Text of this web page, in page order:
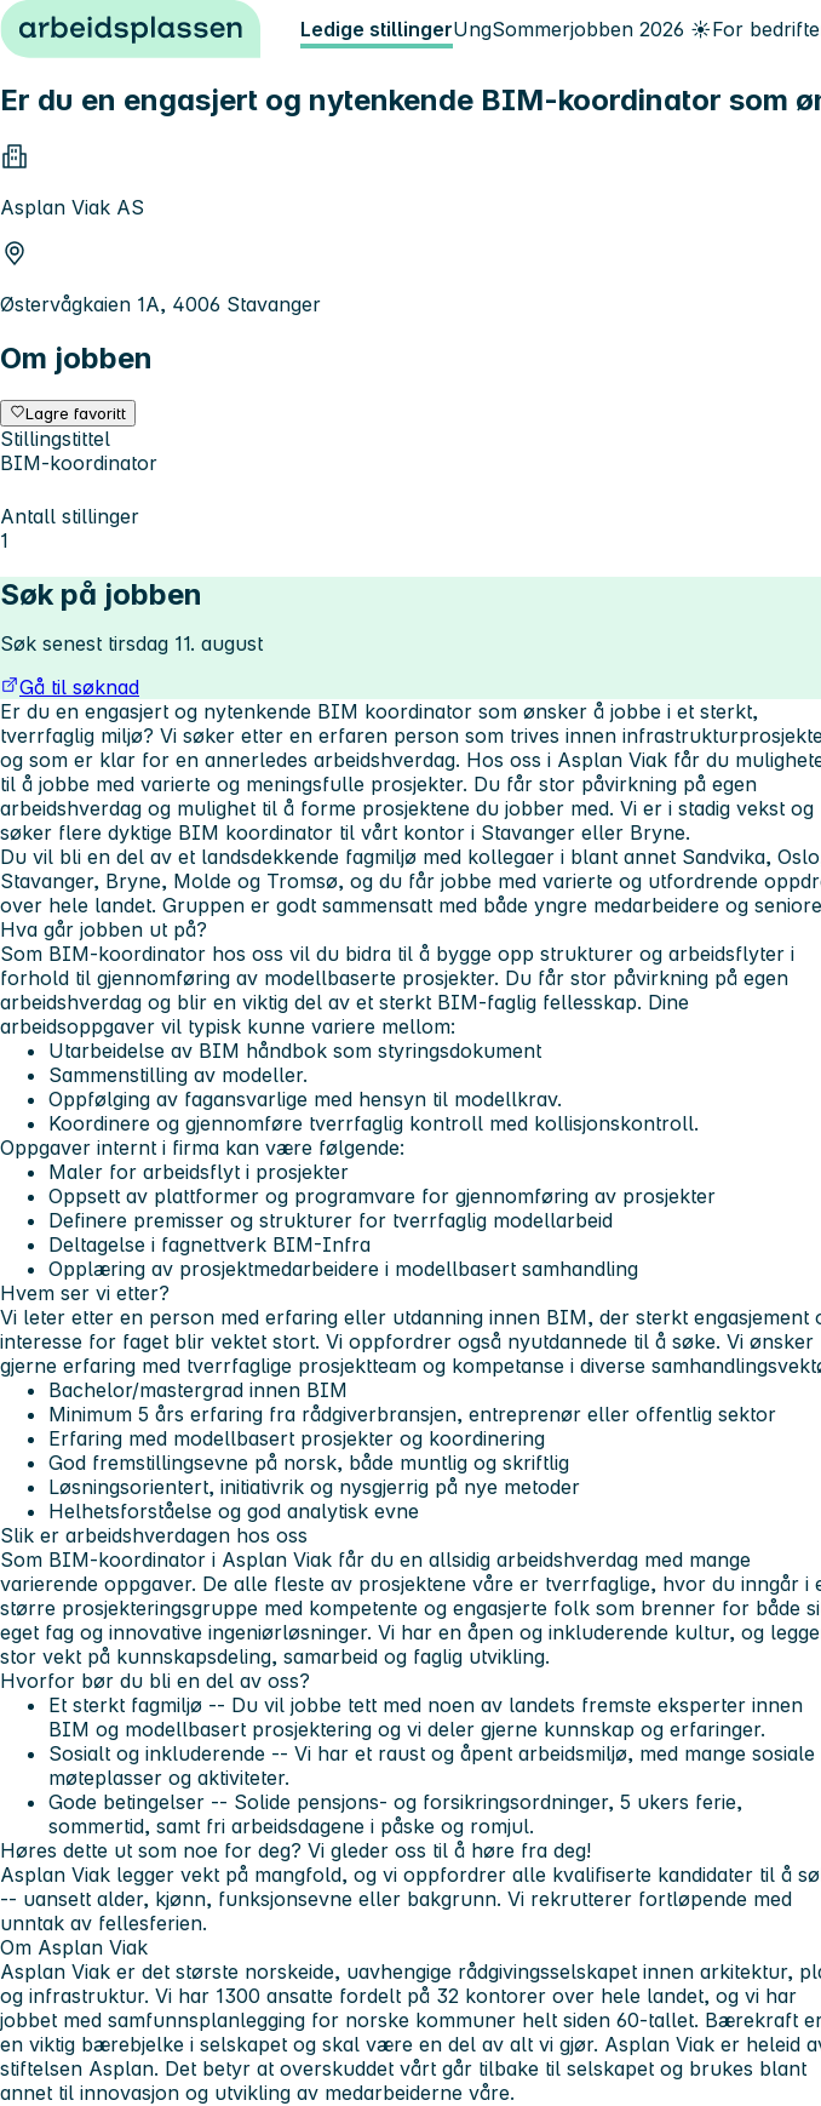
Hopp til innhold Ledige stillingerUngSommerjobben 2026 ☀️For
Er du en engasjert og nytenkende BIM-koordinator som
Asplan Viak AS
Østervågkaien 1A, 4006 Stavanger
Om jobben
Lagre favoritt
Stillingstittel
BIM-koordinator
Antall stillinger
1
Søk på jobben
Søk senest tirsdag 11. august
Gå til søknad
Er du en engasjert og nytenkende BIM koordinator som ønsker å jobbe i et sterkt,
tverrfaglig miljø? Vi søker etter en erfaren person som trives innen
og som er klar for en annerledes arbeidshverdag. Hos oss i Asplan Viak får du
til å jobbe med varierte og meningsfulle prosjekter. Du får stor påvirkning på egen
arbeidshverdag og mulighet til å forme prosjektene du jobber med. Vi er i stadig vekst og
søker flere dyktige BIM koordinator til vårt kontor i Stavanger eller Bryne.
Du vil bli en del av et landsdekkende fagmiljø med kollegaer i blant annet Sandvika,
Stavanger, Bryne, Molde og Tromsø, og du får jobbe med varierte og utfordrende
over hele landet. Gruppen er godt sammensatt med både yngre medarbeidere og
Hva går jobben ut på?
Som BIM-koordinator hos oss vil du bidra til å bygge opp strukturer og arbeidsflyter i
forhold til gjennomføring av modellbaserte prosjekter. Du får stor påvirkning på egen
arbeidshverdag og blir en viktig del av et sterkt BIM-faglig fellesskap. Dine
arbeidsoppgaver vil typisk kunne variere mellom:
Utarbeidelse av BIM håndbok som styringsdokument
Sammenstilling av modeller.
Oppfølging av fagansvarlige med hensyn til modellkrav.
Koordinere og gjennomføre tverrfaglig kontroll med kollisjonskontroll.
Oppgaver internt i firma kan være følgende:
Maler for arbeidsflyt i prosjekter
Oppsett av plattformer og programvare for gjennomføring av prosjekter
Definere premisser og strukturer for tverrfaglig modellarbeid
Deltagelse i fagnettverk BIM-Infra
Opplæring av prosjektmedarbeidere i modellbasert samhandling
Hvem ser vi etter?
Vi leter etter en person med erfaring eller utdanning innen BIM, der sterkt engasjement
interesse for faget blir vektet stort. Vi oppfordrer også nyutdannede til å søke. Vi ønsker
gjerne erfaring med tverrfaglige prosjektteam og kompetanse i diverse
Bachelor/mastergrad innen BIM
Minimum 5 års erfaring fra rådgiverbransjen, entreprenør eller offentlig sektor
Erfaring med modellbasert prosjekter og koordinering
God fremstillingsevne på norsk, både muntlig og skriftlig
Løsningsorientert, initiativrik og nysgjerrig på nye metoder
Helhetsforståelse og god analytisk evne
Slik er arbeidshverdagen hos oss
Som BIM-koordinator i Asplan Viak får du en allsidig arbeidshverdag med mange
varierende oppgaver. De alle fleste av prosjektene våre er tverrfaglige, hvor du inngår i
større prosjekteringsgruppe med kompetente og engasjerte folk som brenner for både
eget fag og innovative ingeniørløsninger. Vi har en åpen og inkluderende kultur, og
stor vekt på kunnskapsdeling, samarbeid og faglig utvikling.
Hvorfor bør du bli en del av oss?
Et sterkt fagmiljø -- Du vil jobbe tett med noen av landets fremste eksperter innen
BIM og modellbasert prosjektering og vi deler gjerne kunnskap og erfaringer.
Sosialt og inkluderende -- Vi har et raust og åpent arbeidsmiljø, med mange sosiale
møteplasser og aktiviteter.
Gode betingelser -- Solide pensjons- og forsikringsordninger, 5 ukers ferie,
sommertid, samt fri arbeidsdagene i påske og romjul.
Høres dette ut som noe for deg? Vi gleder oss til å høre fra deg!
Asplan Viak legger vekt på mangfold, og vi oppfordrer alle kvalifiserte kandidater til å
-- uansett alder, kjønn, funksjonsevne eller bakgrunn. Vi rekrutterer fortløpende med
unntak av fellesferien.
Om Asplan Viak
Asplan Viak er det største norskeide, uavhengige rådgivingsselskapet innen arkitektur,
og infrastruktur. Vi har 1300 ansatte fordelt på 32 kontorer over hele landet, og vi har
jobbet med samfunnsplanlegging for norske kommuner helt siden 60‑tallet. Bærekraft
en viktig bærebjelke i selskapet og skal være en del av alt vi gjør. Asplan Viak er heleid
stiftelsen Asplan. Det betyr at overskuddet vårt går tilbake til selskapet og brukes blant
annet til innovasjon og utvikling av medarbeiderne våre.